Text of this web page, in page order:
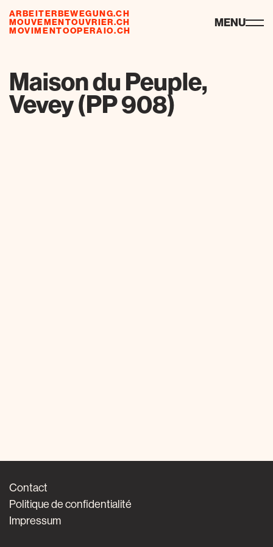
ARBEITERBEWEGUNG.CH
MOUVEMENTOUVRIER.CH
MOVIMENTOOPERAIO.CH
ressources MENU
Maison du Peuple,
Vevey (PP 908)
Contact
Politique de confidentialité
Impressum